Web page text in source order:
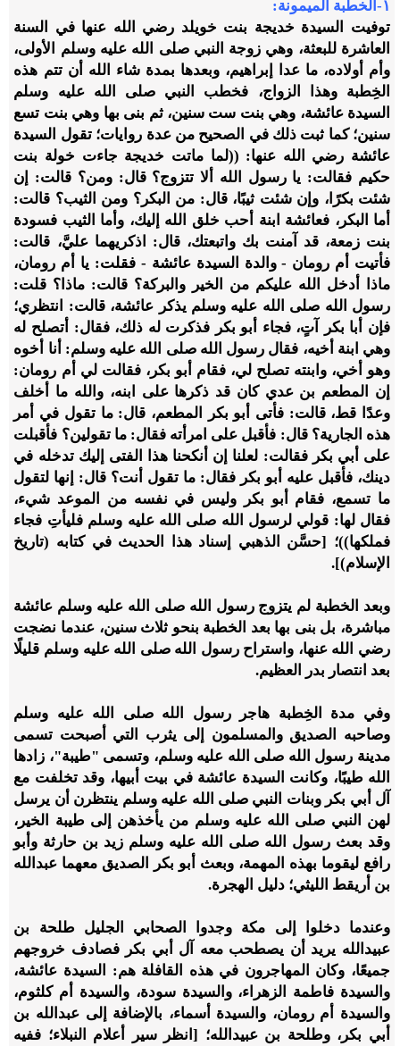
١-الخطبة الميمونة:
توفيت السيدة خديجة بنت خويلد رضي الله عنها في السنة
العاشرة للبعثة، وهي زوجة النبي صلى الله عليه وسلم الأولى،
وأم أولاده، ما عدا إبراهيم، وبعدها بمدة شاء الله أن تتم هذه
الخِطبة وهذا الزواج، فخطب النبي صلى الله عليه وسلم
السيدة عائشة، وهي بنت ست سنين، ثم بنى بها وهي بنت تسع
سنين؛ كما ثبت ذلك في الصحيح من عدة روايات؛ تقول السيدة
عائشة رضي الله عنها: ((لما ماتت خديجة جاءت خولة بنت
حكيم فقالت: يا رسول الله ألا تتزوج؟ قال: ومن؟ قالت: إن
شئت بكرًا، وإن شئت ثيبًا، قال: من البكر؟ ومن الثيب؟ قالت:
أما البكر، فعائشة ابنة أحب خلق الله إليك، وأما الثيب فسودة
بنت زمعة، قد آمنت بك واتبعتك، قال: اذكريهما عليَّ، قالت:
فأتيت أم رومان - والدة السيدة عائشة - فقلت: يا أم رومان،
ماذا أدخل الله عليكم من الخير والبركة؟ قالت: ماذا؟ قلت:
رسول الله صلى الله عليه وسلم يذكر عائشة، قالت: انتظري؛
فإن أبا بكر آتٍ، فجاء أبو بكر فذكرت له ذلك، فقال: أتصلح له
وهي ابنة أخيه، فقال رسول الله صلى الله عليه وسلم: أنا أخوه
وهو أخي، وابنته تصلح لي، فقام أبو بكر، فقالت لي أم رومان:
إن المطعم بن عدي كان قد ذكرها على ابنه، والله ما أخلف
وعدًا قط، قالت: فأتى أبو بكر المطعم، قال: ما تقول في أمر
هذه الجارية؟ قال: فأقبل على امرأته فقال: ما تقولين؟ فأقبلت
على أبي بكر فقالت: لعلنا إن أنكحنا هذا الفتى إليك تدخله في
دينك، فأقبل عليه أبو بكر فقال: ما تقول أنت؟ قال: إنها لتقول
ما تسمع، فقام أبو بكر وليس في نفسه من الموعد شيء،
فقال لها: قولي لرسول الله صلى الله عليه وسلم فليأتِ فجاء
فملكها))؛ [حسَّن الذهبي إسناد هذا الحديث في كتابه (تاريخ
الإسلام)].
وبعد الخطبة لم يتزوج رسول الله صلى الله عليه وسلم عائشة
مباشرة، بل بنى بها بعد الخطبة بنحو ثلاث سنين، عندما نضجت
رضي الله عنها، واستراح رسول الله صلى الله عليه وسلم قليلًا
بعد انتصار بدر العظيم.
وفي مدة الخِطبة هاجر رسول الله صلى الله عليه وسلم
وصاحبه الصديق والمسلمون إلى يثرب التي أصبحت تسمى
مدينة رسول الله صلى الله عليه وسلم، وتسمى "طيبة"، زادها
الله طيبًا، وكانت السيدة عائشة في بيت أبيها، وقد تخلفت مع
آل أبي بكر وبنات النبي صلى الله عليه وسلم ينتظرن أن يرسل
لهن النبي صلى الله عليه وسلم من يأخذهن إلى طيبة الخير،
وقد بعث رسول الله صلى الله عليه وسلم زيد بن حارثة وأبو
رافع ليقوما بهذه المهمة، وبعث أبو بكر الصديق معهما عبدالله
بن أريقط الليثي؛ دليل الهجرة.
وعندما دخلوا إلى مكة وجدوا الصحابي الجليل طلحة بن
عبيدالله يريد أن يصطحب معه آل أبي بكر فصادف خروجهم
جميعًا، وكان المهاجرون في هذه القافلة هم: السيدة عائشة،
والسيدة فاطمة الزهراء، والسيدة سودة، والسيدة أم كلثوم،
والسيدة أم رومان، والسيدة أسماء، بالإضافة إلى عبدالله بن
أبي بكر، وطلحة بن عبيدالله؛ [انظر سير أعلام النبلاء؛ ففيه